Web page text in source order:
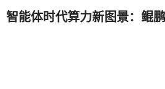
智能体时代算力新图景：鲲